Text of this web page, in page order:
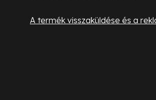
A termék visszaküldése és a